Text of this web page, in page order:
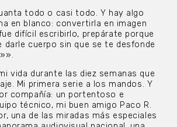
todo o casi todo. Y hay algo
en blanco: convertirla en imagen
difícil escribirlo, prepárate porque
darle cuerpo sin que se te desfonde
vida durante las diez semanas que
Mi primera serie a los mandos. Y
compañía: un portentoso e
técnico, mi buen amigo Paco R.
una de las miradas más especiales